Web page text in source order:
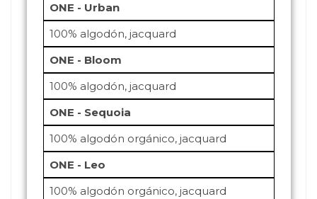
ONE - Urban
100% algodón, jacquard
ONE - Bloom
100% algodón, jacquard
ONE - Sequoia
100% algodón orgánico, jacquard
ONE - Leo
100% algodón orgánico, jacquard